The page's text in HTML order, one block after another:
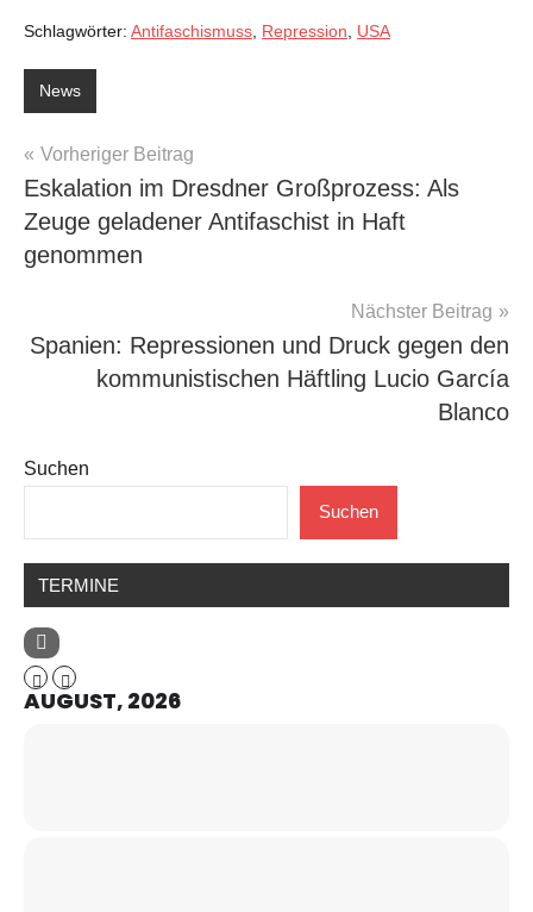
Schlagwörter: Antifaschismuss Repression USA
News
Beitragsnavigation
Vorheriger Beitrag
Eskalation im Dresdner Großprozess: Als
Zeuge geladener Antifaschist in Haft
genommen
Nächster Beitrag
Spanien: Repressionen und Druck gegen den
kommunistischen Häftling Lucio García
Blanco
Suchen
Suchen
TERMINE
AUGUST, 2026